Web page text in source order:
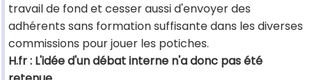
travail de fond et cesser aussi d'envoyer des
adhérents sans formation suffisante dans les diverses
commissions pour jouer les potiches.
H.fr : L'idée d'un débat interne n'a donc pas été